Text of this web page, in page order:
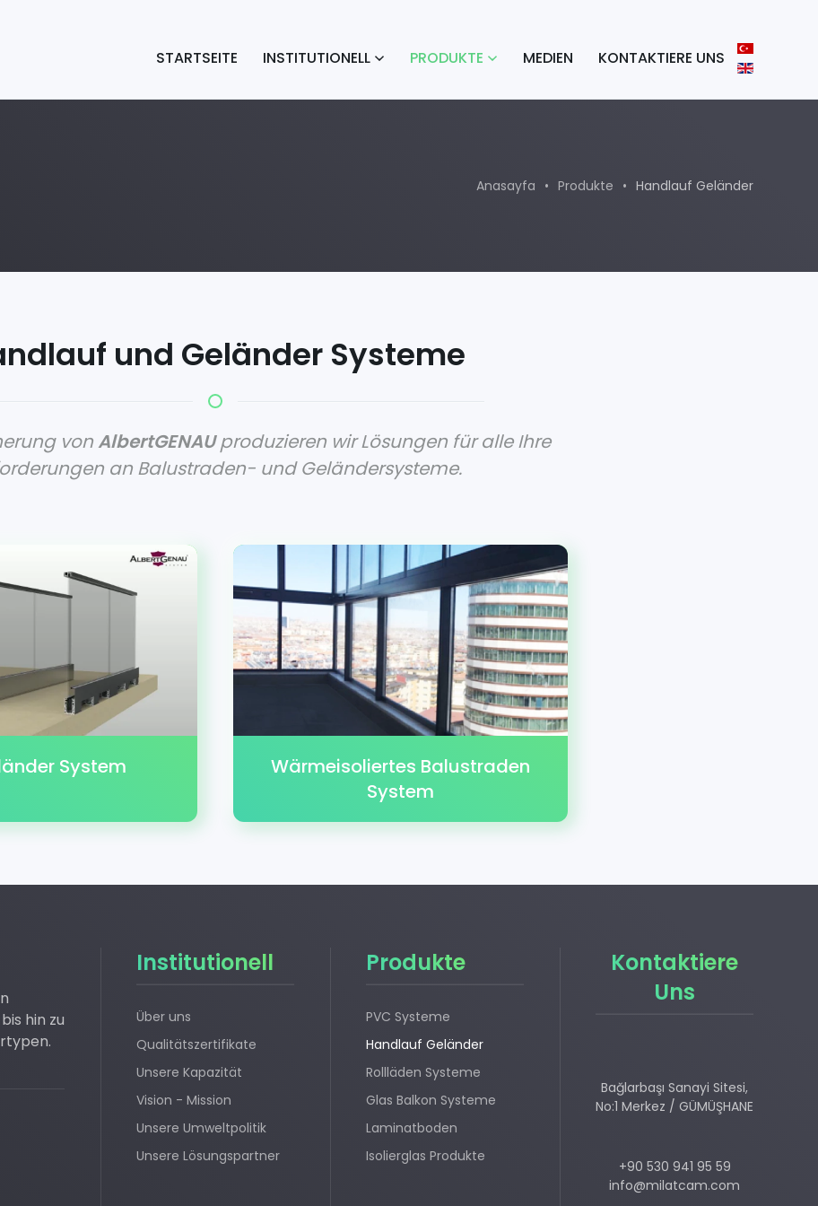
STARTSEITE INSTITUTIONELL PRODUKTE MEDIEN KONTAKTIERE UNS
Anasayfa Produkte Handlauf Geländer
und Geländer Systeme
von AlbertGENAUproduzieren wir Lösungen für alle Ihre
an Balustraden- und Geländersysteme.
System
Wärmeisoliertes Balustraden
System
hin zu
Institutionell
Über uns
Qualitätszertifikate
Unsere Kapazität
Vision - Mission
Unsere Umweltpolitik
Unsere Lösungspartner
Produkte
PVC Systeme
Handlauf Geländer
Rollläden Systeme
Glas Balkon Systeme
Laminatboden
Isolierglas Produkte
Kontaktiere
Uns
Bağlarbaşı Sanayi Sitesi,
No:1 Merkez / GÜMÜŞHANE
+90 530 941 95 59
info@milatcam.com